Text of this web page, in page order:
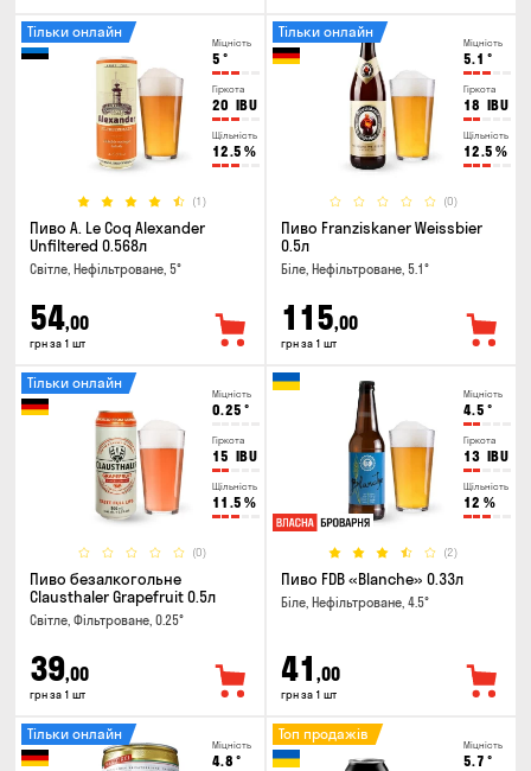
Міцність
5 °
Гіркота
20 IBU
Щільність
12.5 %
(1)
Тільки онлайн
Пиво A. Le Coq Alexander
Unfiltered 0.568л
Світле, Нефільтроване, 5°
54,00
грн за 1 шт
Міцність
5.1 °
Гіркота
18 IBU
Щільність
12.5 %
(0)
Тільки онлайн
Пиво Franziskaner Weissbier
0.5л
Біле, Нефільтроване, 5.1°
115,00
грн за 1 шт
Міцність
0.25 °
Гіркота
15 IBU
Щільність
11.5 %
(0)
Тільки онлайн
Пиво безалкогольне
Clausthaler Grapefruit 0.5л
Світле, Фільтроване, 0.25°
39,00
грн за 1 шт
Міцність
4.5 °
Гіркота
13 IBU
Щільність
12 %
(2)
Пиво FDB «Blanche» 0.33л
Біле, Нефільтроване, 4.5°
41 ,00
грн за 1 шт
Міцність
4.8 °
Тільки онлайн
Міцність
5.7 °
Топ продажів